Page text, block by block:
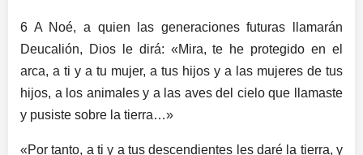
6 A Noé, a quien las generaciones futuras llamarán
Deucalión, Dios le dirá: «Mira, te he protegido en el
arca, a ti y a tu mujer, a tus hijos y a las mujeres de tus
hijos, a los animales y a las aves del cielo que llamaste
y pusiste sobre la tierra…»
«Por tanto, a ti y a tus descendientes les daré la tierra, y